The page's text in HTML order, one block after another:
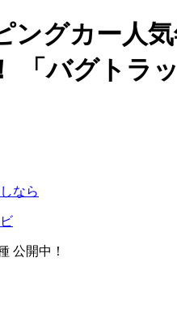
ングカー人
「バグトラ
なら
公開中！